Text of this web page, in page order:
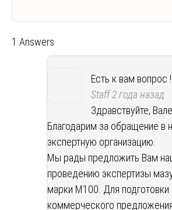
1 Answers
Есть к вам вопрос !
Staff2 года назад
Здравствуйте,
Благодарим за обращение в
экспертную организацию.
Мы рады предложить Вам
проведению экспертизы
марки М100. Для подготовки
коммерческого